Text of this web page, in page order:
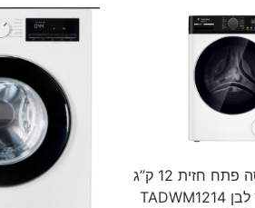
מכונת כביסה פתח חזית 12 ק”ג
1400 סל”ד לבן TADWM1214